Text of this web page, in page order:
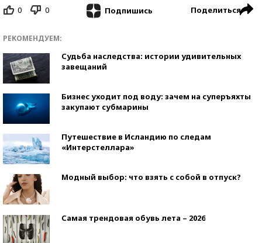
0 0 Подпишись Поделиться
РЕКОМЕНДУЕМ:
Судьба наследства: истории удивительных
завещаний
Бизнес уходит под воду: зачем на суперъяхты
закупают субмарины
Путешествие в Исландию по следам
«Интерстеллара»
Модный выбор: что взять с собой в отпуск?
Самая трендовая обувь лета – 2026